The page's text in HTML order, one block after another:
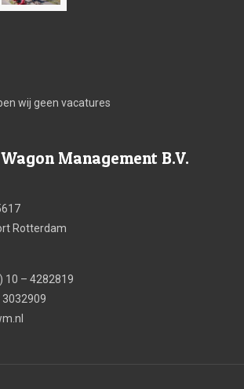
wij geen vacatures
Management B.V.
Rotterdam
10 – 4282819
3032909